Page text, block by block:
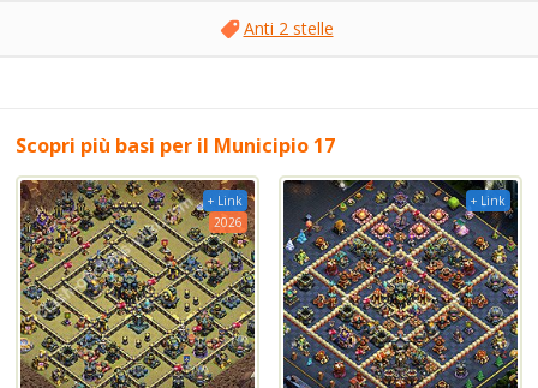
Anti 2 stelle
Scopri più basi per il Municipio 17
+ Link
2026
+ Link